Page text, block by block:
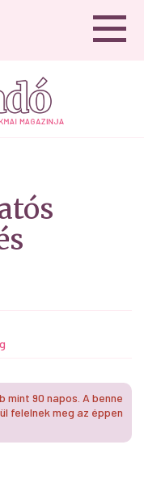
90 napos. A benne
felelnek meg az éppen